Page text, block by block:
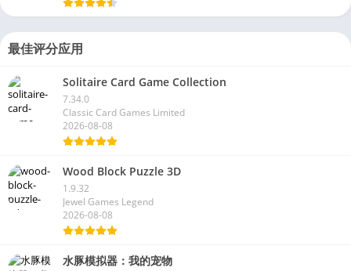
最佳评分应用
Solitaire Card Game Collection
7.34.0
Classic Card Games Limited
2026-08-08
Wood Block Puzzle 3D
1.9.32
Jewel Games Legend
2026-08-08
水豚模拟器：我的宠物